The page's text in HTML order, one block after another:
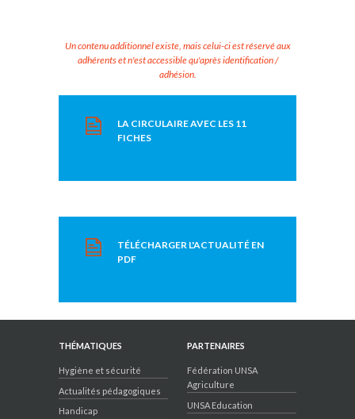
Un contenu additionnel existe, mais celui-ci est réservé aux
adhérents et n'est accessible qu'après identification /
adhésion.
LA CIRCULAIRE AVEC LES 11
FICHES
TÉLÉCHARGER L'ACTUALITÉ EN
PDF
THÉMATIQUES
Hygiène et sécurité
Actualités pédagogiques
Handicap
PARTENAIRES
Fédération UNSA
Agriculture
UNSA Education